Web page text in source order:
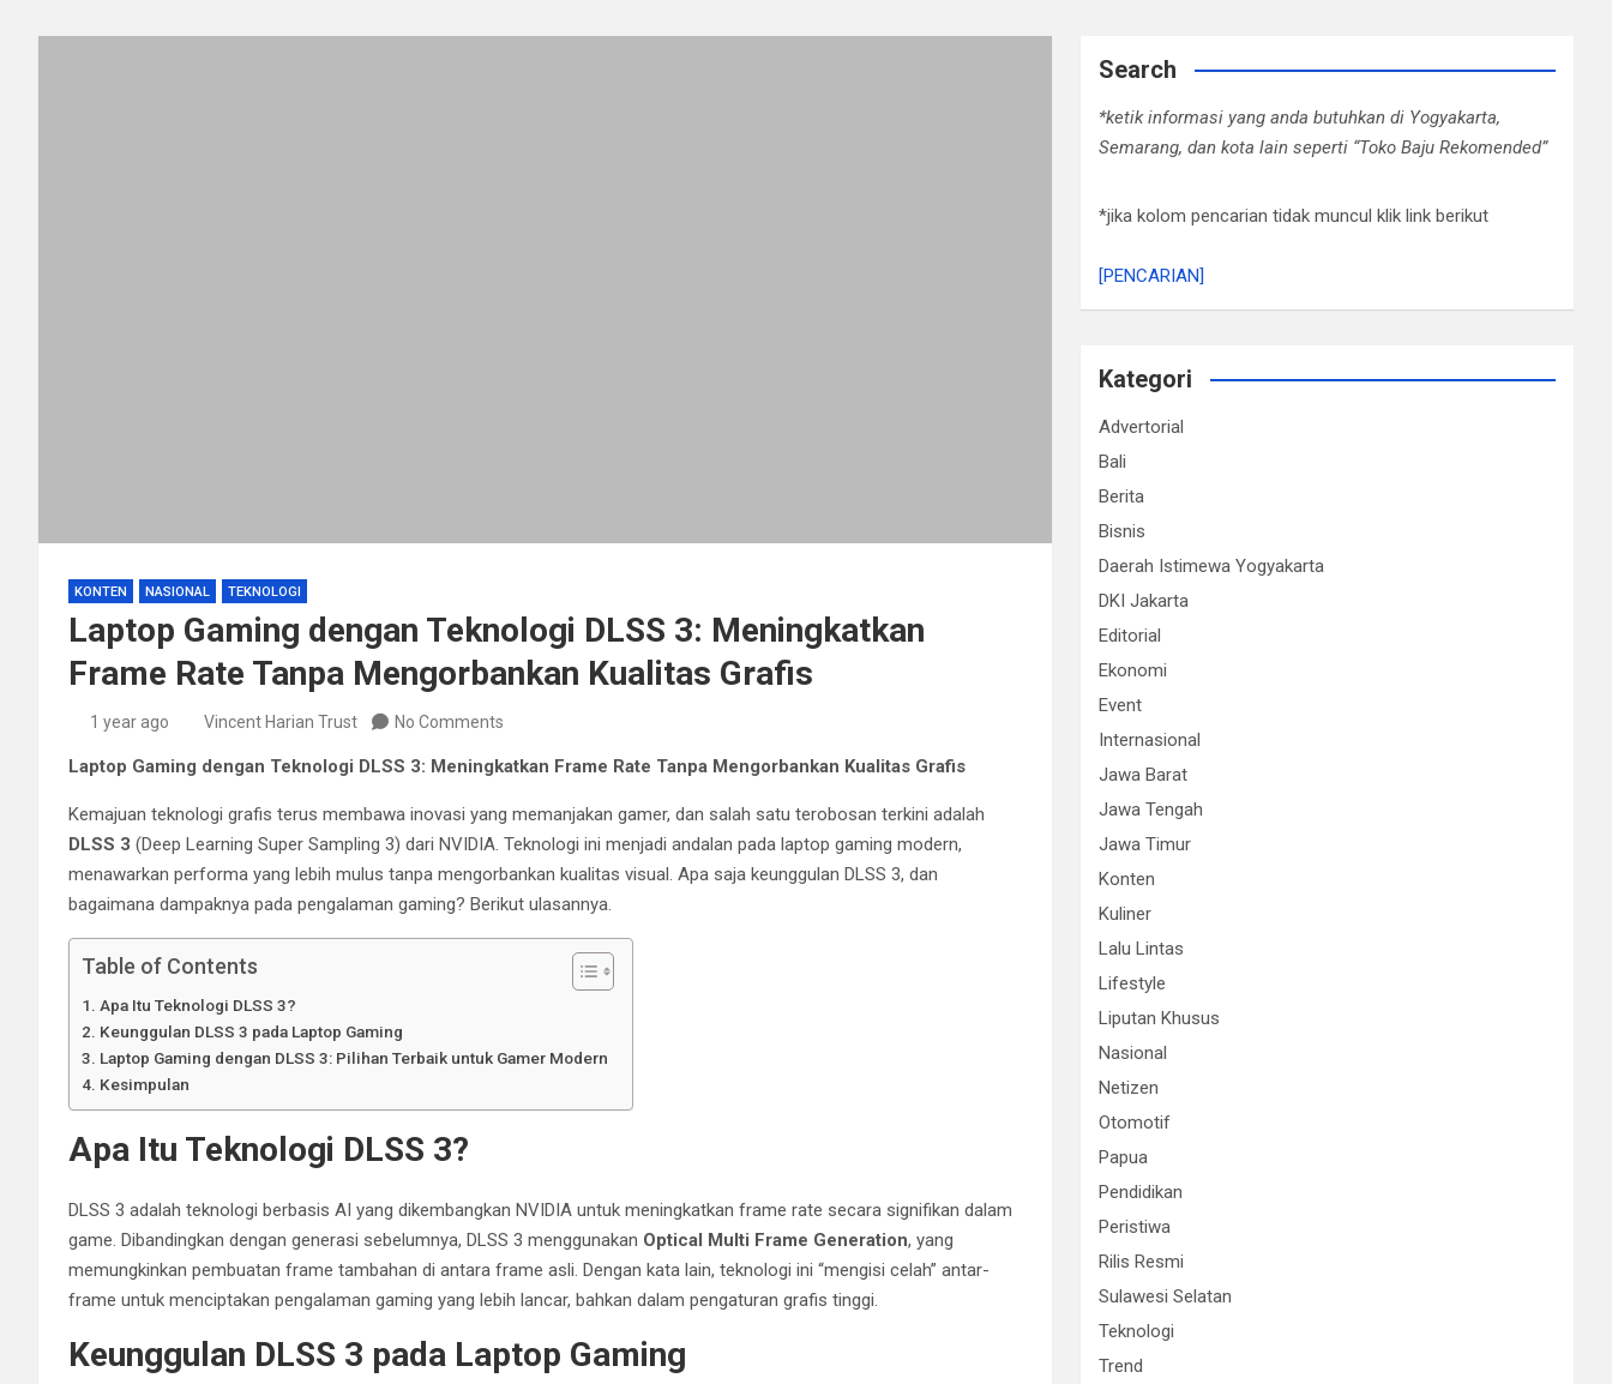
KONTEN NASIONAL TEKNOLOGI
Laptop Gaming dengan Teknologi DLSS 3: Meningkatkan
Frame Rate Tanpa Mengorbankan Kualitas Grafis
1 year ago Vincent Harian Trust No Comments
Laptop Gaming dengan Teknologi DLSS 3: Meningkatkan Frame Rate Tanpa Mengorbankan Kualitas Grafis
Kemajuan teknologi grafis terus membawa inovasi yang memanjakan gamer, dan salah satu terobosan terkini adalah
DLSS 3 (Deep Learning Super Sampling 3) dari NVIDIA. Teknologi ini menjadi andalan pada laptop gaming modern,
menawarkan performa yang lebih mulus tanpa mengorbankan kualitas visual. Apa saja keunggulan DLSS 3, dan
bagaimana dampaknya pada pengalaman gaming? Berikut ulasannya.
Table of Contents
Apa Itu Teknologi DLSS 3?
Keunggulan DLSS 3 pada Laptop Gaming
Laptop Gaming dengan DLSS 3: Pilihan Terbaik untuk Gamer Modern
Kesimpulan
Apa Itu Teknologi DLSS 3?
DLSS 3 adalah teknologi berbasis AI yang dikembangkan NVIDIA untuk meningkatkan frame rate secara signifikan dalam
game. Dibandingkan dengan generasi sebelumnya, DLSS 3 menggunakan Optical Multi Frame Generation, yang
memungkinkan pembuatan frame tambahan di antara frame asli. Dengan kata lain, teknologi ini “mengisi celah” antar-
frame untuk menciptakan pengalaman gaming yang lebih lancar, bahkan dalam pengaturan grafis tinggi.
Keunggulan DLSS 3 pada Laptop Gaming
Search
*ketik informasi yang anda butuhkan di Yogyakarta,
Semarang, dan kota lain seperti “Toko Baju Rekomended”
*jika kolom pencarian tidak muncul klik link berikut
[PENCARIAN]
Kategori
Advertorial
Bali
Berita
Bisnis
Daerah Istimewa Yogyakarta
DKI Jakarta
Editorial
Ekonomi
Event
Internasional
Jawa Barat
Jawa Tengah
Jawa Timur
Konten
Kuliner
Lalu Lintas
Lifestyle
Liputan Khusus
Nasional
Netizen
Otomotif
Papua
Pendidikan
Peristiwa
Rilis Resmi
Sulawesi Selatan
Teknologi
Trend